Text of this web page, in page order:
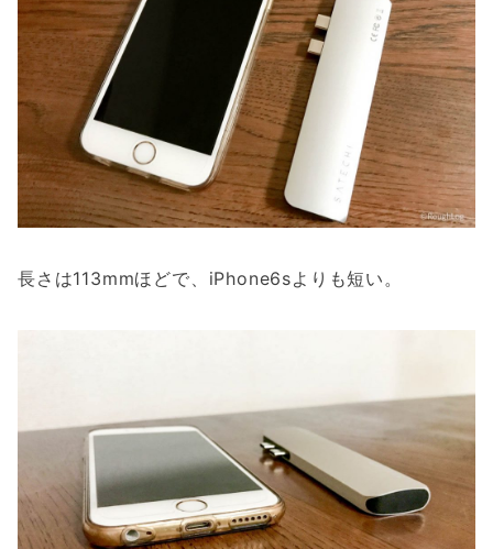
長さは113mmほどで、iPhone6sよりも短い。